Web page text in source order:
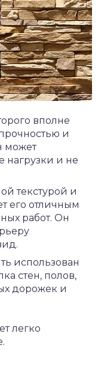
вполне
и
может
нагрузки и не
текстурой и
его отличным
работ. Он
использован
стен, полов,
дорожек и
легко